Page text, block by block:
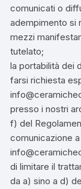
comunicati o
adempimento si
mezzi
tutelato;
la portabilità dei
farsi richiesta
presso i nostri
f) del
comunicazione
di limitare il
da a) sino a d)